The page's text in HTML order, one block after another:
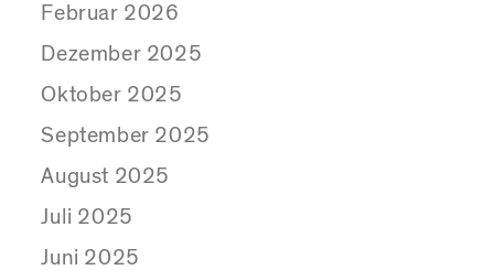
Februar 2026
Dezember 2025
Oktober 2025
September 2025
August 2025
Juli 2025
Juni 2025